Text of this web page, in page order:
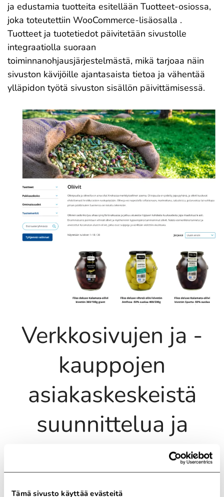
Tämä sivusto käyttää evästeitä
ja edustamia tuotteita esitellään Tuotteet-osiossa,
joka toteutettiin WooCommerce-lisäosalla .
Tuotteet ja tuotetiedot päivitetään sivustolle
integraatiolla suoraan
toiminnanohjausjärjestelmästä, mikä tarjoaa näin
sivuston kävijöille ajantasaista tietoa ja vähentää
ylläpidon työtä sivuston sisällön päivittämisessä.
Verkkosivujen ja -
kauppojen
asiakaskeskeistä
suunnittelua ja
teknisen varmaa
toteutusta vuosien